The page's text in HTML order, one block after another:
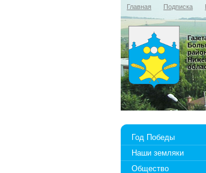
Главная Подписка
Год Победы
Наши земляки
Общество